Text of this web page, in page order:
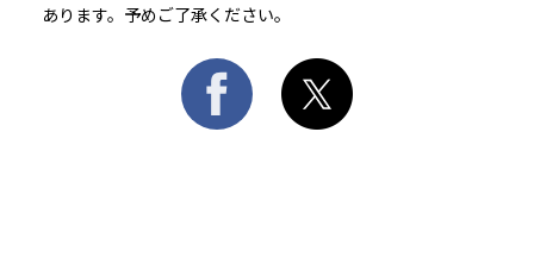
あります。予めご了承ください。